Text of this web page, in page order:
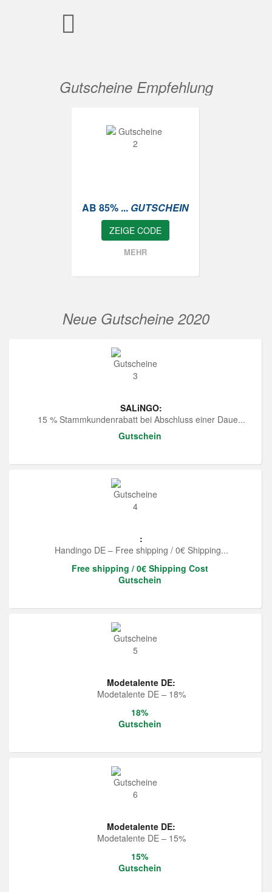
Gutscheine Empfehlung
AB 85% ... GUTSCHEIN
ZEIGE CODE
MEHR
Neue Gutscheine 2020
SALiNGO:
15 % Stammkundenrabatt bei Abschluss einer Daue...
Gutschein
:
Handingo DE – Free shipping / 0€ Shipping...
Free shipping / 0€ Shipping Cost
Gutschein
Modetalente DE:
Modetalente DE – 18%
18%
Gutschein
Modetalente DE:
Modetalente DE – 15%
15%
Gutschein